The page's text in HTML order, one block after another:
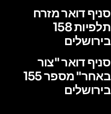
סניף דואר מזרח
תלפיות 158
בירושלים
סניף דואר "צור
באחר" מספר 155
בירושלים